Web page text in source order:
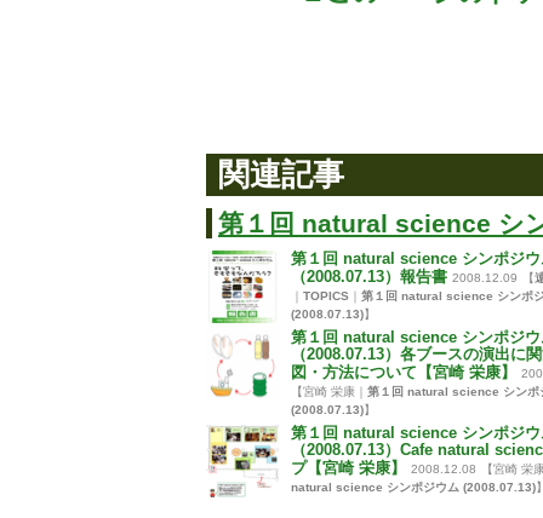
関連記事
第１回 natural science シ
第１回 natural science シンポジウ
（2008.07.13）報告書 2008.12.09 【
TOPICS
第１回 natural science シンポ
(2008.07.13)】
第１回 natural science シンポジウ
（2008.07.13）各ブースの演出に
図・方法について【宮崎 栄康】
【宮崎 栄康｜ 第１回 natural science シンポ
(2008.07.13)】
第１回 natural science シンポジウ
（2008.07.13）Cafe natural
プ【宮崎 栄康】
2008.12.08
【宮崎 栄
natural science シンポジウム (2008.07.13)